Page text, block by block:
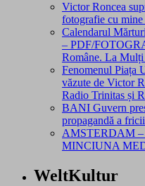
Victor Roncea
fotografie cu
Calendarul
– PDF/
Române. La
Fenomenul Piața
văzute de Victor
Radio Trinitas și
BANI Guvern
propagandă a
AMSTERDAM –
MINCIUNA
WeltKultur